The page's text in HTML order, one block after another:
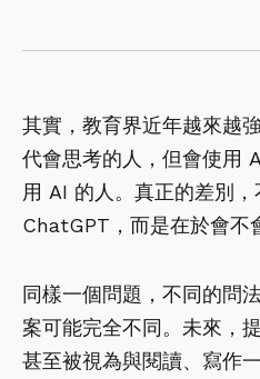
其實，教育界近年越來越
代會思考的人，但會使用
用 AI 的人。真正的差別
ChatGPT，而是在於會不
同樣一個問題，不同的問
案可能完全不同。未來，
甚至被視為與閱讀、寫作